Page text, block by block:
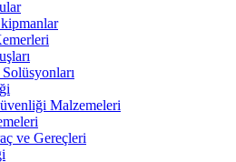
Malzemeleri
ve Gereçleri